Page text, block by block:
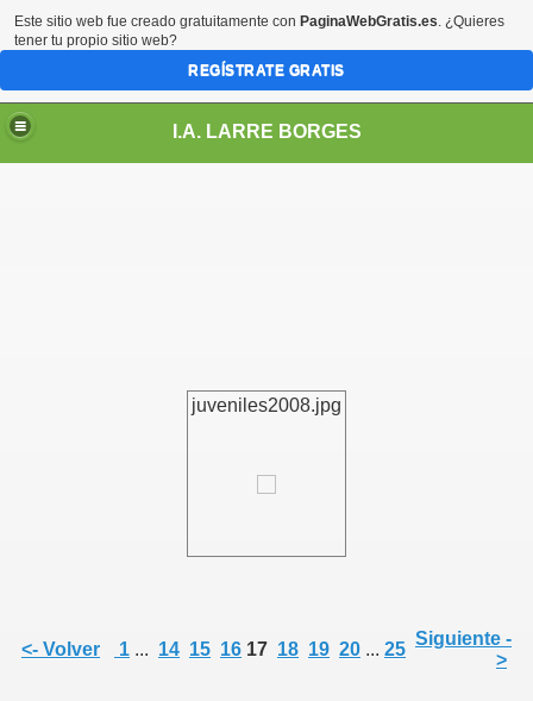
I.A. LARRE BORGES
juveniles2008.jpg
<- Volver 1 ... 14 15 16 17 18 19 20 ... 25
Siguiente -
>
Este sitio web fue creado gratuitamente con PaginaWebGratis.es. ¿Quieres
tener tu propio sitio web?
REGÍSTRATE GRATIS